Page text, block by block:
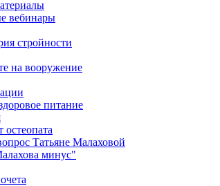
вебинары
стройности
на вооружение
питание
остеопата
Татьяне Малаховой
минус"